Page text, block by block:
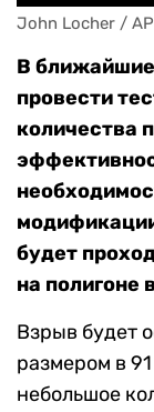
John Locher / AP
В
провести
количества
будет
на полигоне
Взрыв будет
размером в
небольшое